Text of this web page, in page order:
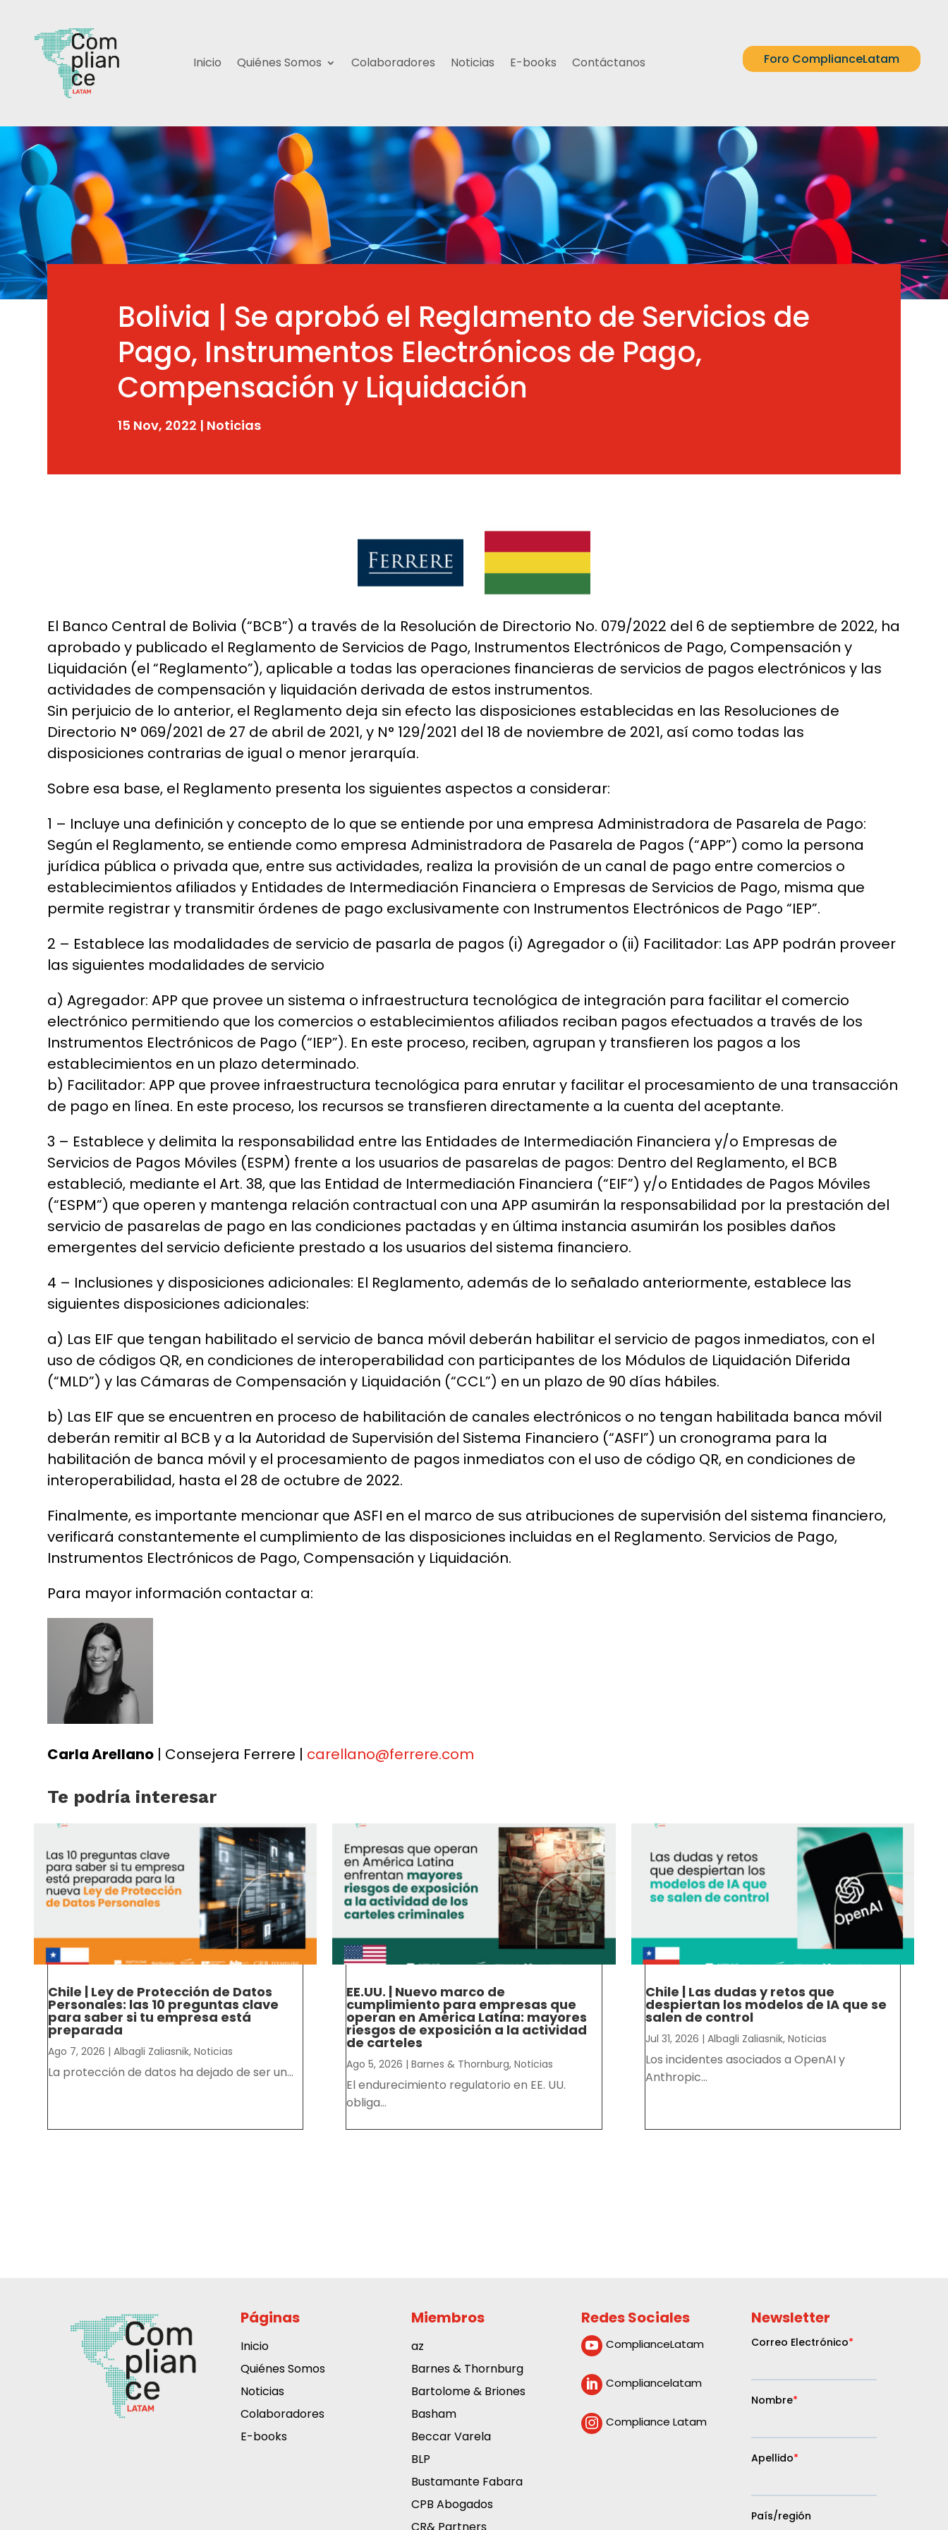
Inicio Quiénes Somos Colaboradores Noticias E-books Contáctanos Foro ComplianceLatam
Bolivia | Se aprobó el Reglamento de Servicios de
Pago, Instrumentos Electrónicos de Pago,
Compensación y Liquidación
15 Nov, 2022 | Noticias
El Banco Central de Bolivia (“BCB”) a través de la Resolución de Directorio No. 079/2022 del 6 de septiembre de 2022, ha
aprobado y publicado el Reglamento de Servicios de Pago, Instrumentos Electrónicos de Pago, Compensación y
Liquidación (el “Reglamento”), aplicable a todas las operaciones financieras de servicios de pagos electrónicos y las
actividades de compensación y liquidación derivada de estos instrumentos.
Sin perjuicio de lo anterior, el Reglamento deja sin efecto las disposiciones establecidas en las Resoluciones de
Directorio N° 069/2021 de 27 de abril de 2021, y N° 129/2021 del 18 de noviembre de 2021, así como todas las
disposiciones contrarias de igual o menor jerarquía.
Sobre esa base, el Reglamento presenta los siguientes aspectos a considerar:
1 – Incluye una definición y concepto de lo que se entiende por una empresa Administradora de Pasarela de Pago:
Según el Reglamento, se entiende como empresa Administradora de Pasarela de Pagos (“APP”) como la persona
jurídica pública o privada que, entre sus actividades, realiza la provisión de un canal de pago entre comercios o
establecimientos afiliados y Entidades de Intermediación Financiera o Empresas de Servicios de Pago, misma que
permite registrar y transmitir órdenes de pago exclusivamente con Instrumentos Electrónicos de Pago “IEP”.
2 – Establece las modalidades de servicio de pasarla de pagos (i) Agregador o (ii) Facilitador: Las APP podrán proveer
las siguientes modalidades de servicio
a) Agregador: APP que provee un sistema o infraestructura tecnológica de integración para facilitar el comercio
electrónico permitiendo que los comercios o establecimientos afiliados reciban pagos efectuados a través de los
Instrumentos Electrónicos de Pago (“IEP”). En este proceso, reciben, agrupan y transfieren los pagos a los
establecimientos en un plazo determinado.
b) Facilitador: APP que provee infraestructura tecnológica para enrutar y facilitar el procesamiento de una transacción
de pago en línea. En este proceso, los recursos se transfieren directamente a la cuenta del aceptante.
3 – Establece y delimita la responsabilidad entre las Entidades de Intermediación Financiera y/o Empresas de
Servicios de Pagos Móviles (ESPM) frente a los usuarios de pasarelas de pagos: Dentro del Reglamento, el BCB
estableció, mediante el Art. 38, que las Entidad de Intermediación Financiera (“EIF”) y/o Entidades de Pagos Móviles
(“ESPM”) que operen y mantenga relación contractual con una APP asumirán la responsabilidad por la prestación del
servicio de pasarelas de pago en las condiciones pactadas y en última instancia asumirán los posibles daños
emergentes del servicio deficiente prestado a los usuarios del sistema financiero.
4 – Inclusiones y disposiciones adicionales: El Reglamento, además de lo señalado anteriormente, establece las
siguientes disposiciones adicionales:
a) Las EIF que tengan habilitado el servicio de banca móvil deberán habilitar el servicio de pagos inmediatos, con el
uso de códigos QR, en condiciones de interoperabilidad con participantes de los Módulos de Liquidación Diferida
(“MLD”) y las Cámaras de Compensación y Liquidación (“CCL”) en un plazo de 90 días hábiles.
b) Las EIF que se encuentren en proceso de habilitación de canales electrónicos o no tengan habilitada banca móvil
deberán remitir al BCB y a la Autoridad de Supervisión del Sistema Financiero (“ASFI”) un cronograma para la
habilitación de banca móvil y el procesamiento de pagos inmediatos con el uso de código QR, en condiciones de
interoperabilidad, hasta el 28 de octubre de 2022.
Finalmente, es importante mencionar que ASFI en el marco de sus atribuciones de supervisión del sistema financiero,
verificará constantemente el cumplimiento de las disposiciones incluidas en el Reglamento. Servicios de Pago,
Instrumentos Electrónicos de Pago, Compensación y Liquidación.
Para mayor información contactar a:
Carla Arellano | Consejera Ferrere | carellano@ferrere.com
Te podría interesar
Chile | Ley de Protección de Datos
Personales: las 10 preguntas clave
para saber si tu empresa está
preparada
Ago 7, 2026 |Albagli Zaliasnik,Noticias
La protección de datos ha dejado de ser un...
EE.UU. | Nuevo marco de
cumplimiento para empresas que
operan en América Latina: mayores
riesgos de exposición a la actividad
de carteles
Ago 5, 2026 |Barnes & Thornburg,Noticias
El endurecimiento regulatorio en EE. UU.
obliga...
Chile | Las dudas y retos que
despiertan los modelos de IA que se
salen de control
Jul 31, 2026 | Albagli Zaliasnik, Noticias
Los incidentes asociados a OpenAI y
Anthropic...
Páginas
Inicio
Quiénes Somos
Noticias
Colaboradores
E-books
Miembros
az
Barnes & Thornburg
Bartolome & Briones
Basham
Beccar Varela
BLP
Bustamante Fabara
CPB Abogados
Redes Sociales
 ComplianceLatam
 Compliancelatam
 Compliance Latam
Newsletter